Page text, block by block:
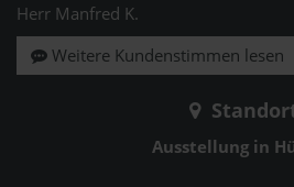
Herr Manfred K.
Weitere Kundenstimmen lesen
Ausstellung in